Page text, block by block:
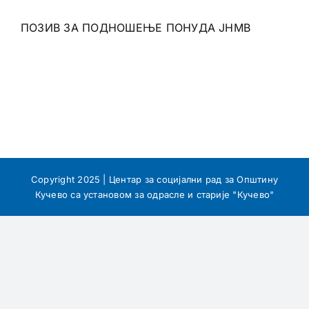
ПОЗИВ ЗА ПОДНОШЕЊЕ ПОНУДА ЈНМВ
Copyright 2025 | Центар за социјални рад за Општину
Кучево са установом за одрасле и старије "Кучево"